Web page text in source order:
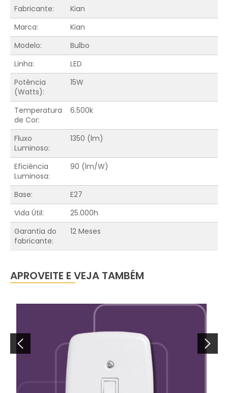
Fabricante:
Kian
Marca:
Kian
Modelo:
Bulbo
Linha:
LED
Potência
(Watts):
15W
Temperatura
de Cor:
6.500k
Fluxo
Luminoso:
1350 (lm)
Eficiência
Luminosa:
90 (lm/W)
Base:
E27
Vida Útil:
25.000h
Garantia do
fabricante:
12 Meses
APROVEITE E VEJA TAMBÉM